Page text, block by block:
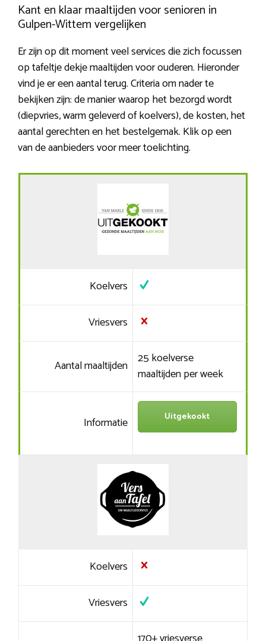
Kant en klaar maaltijden voor senioren in
Gulpen-Wittem vergelijken
Er zijn op dit moment veel services die zich focussen
op tafeltje dekje maaltijden voor ouderen. Hieronder
vind je er een aantal terug. Criteria om nader te
bekijken zijn: de manier waarop het bezorgd wordt
(diepvries, warm geleverd of koelvers), de kosten, het
aantal gerechten en het bestelgemak. Klik op een
van de aanbieders voor meer toelichting.
Koelvers
Vriesvers
Aantal maaltijden 25 koelverse
maaltijden per week
Informatie Uitgekookt
Koelvers
Vriesvers